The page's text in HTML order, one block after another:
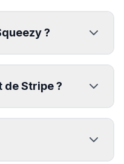
?
de Stripe ?